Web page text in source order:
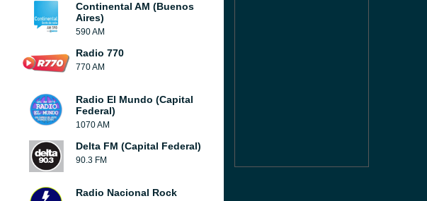
Continental AM (Buenos
Aires)
590 AM
Radio 770
770 AM
Radio El Mundo (Capital
Federal)
1070 AM
Delta FM (Capital Federal)
90.3 FM
Radio Nacional Rock